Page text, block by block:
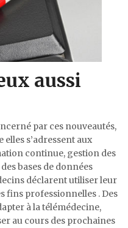
aussi
par ces nouveautés,
s’adressent aux
continue, gestion des
bases de données
déclarent utiliser leur
fins professionnelles . Des
à la télémédecine,
au cours des prochaines